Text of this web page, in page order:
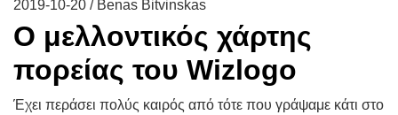
2019-10-20 / Benas Bitvinskas
Ο μελλοντικός χάρτης
πορείας του Wizlogo
Έχει περάσει πολύς καιρός από τότε που γράψαμε κάτι στο